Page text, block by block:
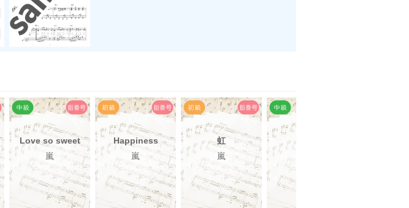
Love so sweet
嵐
Happiness
嵐
虹
嵐